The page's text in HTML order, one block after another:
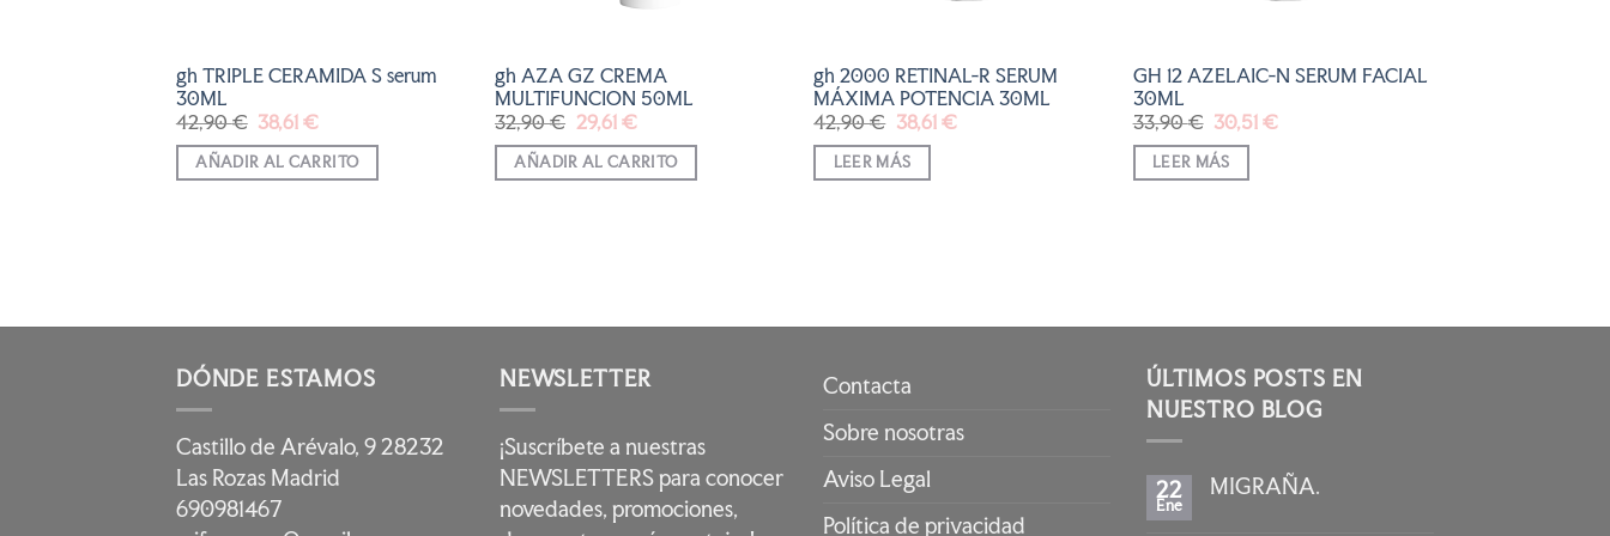
gh TRIPLE CERAMIDA S serum
30ML
42,90€ El
precio
original
era:
42,90 €.
38,61€El
actual
es:
38,61 €.
AÑADIR AL CARRITO
gh AZA GZ CREMA
MULTIFUNCION 50ML
32,90€ El
precio
original
era:
32,90 €.
29,61 €El
actual
es:
29,61 €.
AÑADIR AL CARRITO
gh 2000 RETINAL-R SERUM
MÁXIMA POTENCIA 30ML
42,90€ El
precio
original
era:
42,90 €.
38,61 €El
LEER MÁS
GH 12 AZELAIC-N SERUM FACIAL
30ML
33,90€ El
precio
original
era:
33,90 €.
30,51€El
LEER MÁS
DÓNDE ESTAMOS
Castillo de Arévalo, 9 28232
Las Rozas Madrid
690981467
NEWSLETTER
¡Suscríbete a nuestras
NEWSLETTERS para conocer
novedades, promociones,
Contacta
Sobre nosotras
Aviso Legal
Política de privacidad
ÚLTIMOS POSTS EN
NUESTRO BLOG
22
Ene
MIGRAÑA.